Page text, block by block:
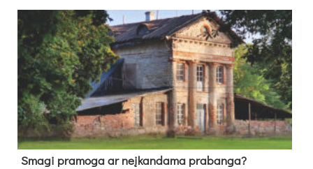
Sma­gi pra­mo­ga ar neį­kan­da­ma pra­ban­ga?